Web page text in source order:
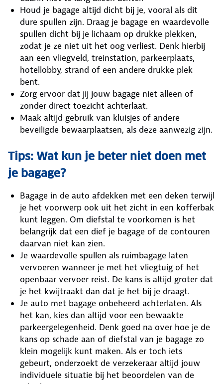
Houd je bagage altijd dicht bij je, vooral als dit
dure spullen zijn. Draag je bagage en waardevolle
spullen dicht bij je lichaam op drukke plekken,
zodat je ze niet uit het oog verliest. Denk hierbij
aan een vliegveld, treinstation, parkeerplaats,
hotellobby, strand of een andere drukke plek
bent.
Zorg ervoor dat jij jouw bagage niet alleen of
zonder direct toezicht achterlaat.
Maak altijd gebruik van kluisjes of andere
beveiligde bewaarplaatsen, als deze aanwezig zijn.
Tips: Wat kun je beter niet doen met
je bagage?
Bagage in de auto afdekken met een deken terwijl
je het voorwerp ook uit het zicht in een kofferbak
kunt leggen. Om diefstal te voorkomen is het
belangrijk dat een dief je bagage of de contouren
daarvan niet kan zien.
Je waardevolle spullen als ruimbagage laten
vervoeren wanneer je met het vliegtuig of het
openbaar vervoer reist. De kans is altijd groter dat
je het kwijtraakt dan dat je het bij je draagt.
Je auto met bagage onbeheerd achterlaten. Als
het kan, kies dan altijd voor een bewaakte
parkeergelegenheid. Denk goed na over hoe je de
kans op schade aan of diefstal van je bagage zo
klein mogelijk kunt maken. Als er toch iets
gebeurt, onderzoekt de verzekeraar altijd jouw
individuele situatie bij het beoordelen van de